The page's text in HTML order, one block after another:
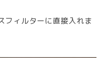
フィルターに直接入れま